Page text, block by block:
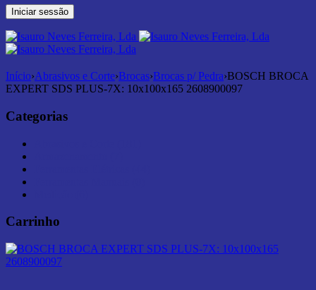
Início›Abrasivos e Corte›Brocas›Brocas p/ Pedra›BOSCH BROCA
EXPERT SDS PLUS-7X: 10x100x165 2608900097
Categorias
Carrinho